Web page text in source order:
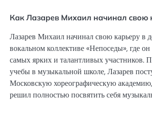
Как Лазарев Михаил начинал свою
Лазарев Михаил начинал свою карьеру в
вокальном коллективе «Непоседы», где
самых ярких и талантливых участников.
учебы в музыкальной школе, Лазарев
Московскую хореографическую
решил полностью посвятить себя